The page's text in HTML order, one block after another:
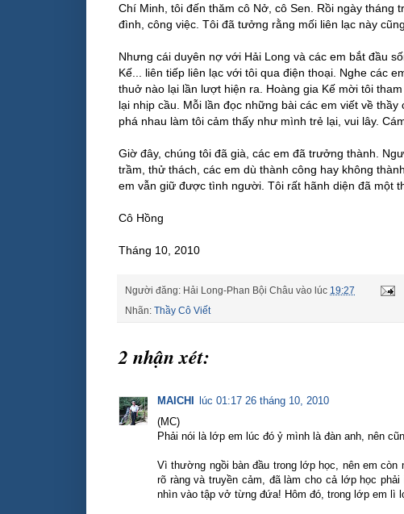
Chí Minh, tôi đến thăm cô Nở, cô Sen. Rồi ngày tháng
đình, công việc. Tôi đã tưởng rằng mối liên lạc này
Nhưng cái duyên nợ với Hải Long và các em bắt đầu
Kế... liên tiếp liên lạc với tôi qua điện thoại. Nghe các
thuở nào lại lần lượt hiện ra. Hoàng gia Kế mời tôi
lại nhịp cầu. Mỗi lần đọc những bài các em viết về
phá nhau làm tôi cảm thấy như mình trẻ lại, vui lây.
Giờ đây, chúng tôi đã già, các em đã trưởng thành.
trầm, thử thách, các em dù thành công hay không
em vẫn giữ được tình người. Tôi rất hãnh diện đã một
Cô Hồng
Tháng 10, 2010
Người đăng: Hải Long-Phan Bội Châu vào lúc 19:27
Nhãn: Thầy Cô Viết
2 nhận xét:
MAICHI
lúc 01:17 26 tháng 10, 2010
(MC)
Phải nói là lớp em lúc đó ỷ mình là đàn anh, nên
Vì thường ngồi bàn đầu trong lớp học, nên em
rõ ràng và truyền cảm, đã làm cho cả lớp học
nhìn vào tập vở từng đứa! Hôm đó, trong lớp em lì